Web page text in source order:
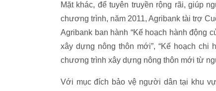
Mặt khác, để tuyên truyền rộng rãi, giúp
chương trình, năm 2011, Agribank tài trợ
Agribank ban hành “Kế hoạch hành động
xây dựng nông thôn mới”, “Kế hoạch
chương trình xây dựng nông thôn mới từ
Với mục đích bảo vệ người dân tại khu